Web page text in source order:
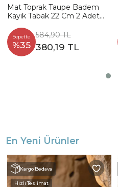
Mat Toprak Taupe Badem
Kayık Tabak 22 Cm 2 Adet
Sepette
%35
584,90 TL
380,19 TL
En Yeni Ürünler
Kargo Bedava
Hızlı Teslimat